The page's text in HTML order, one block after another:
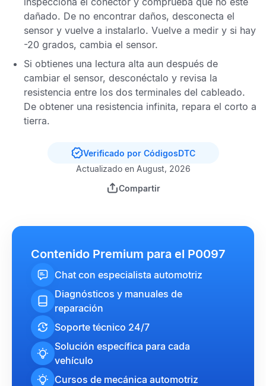
dañado. De no encontrar daños, desconecta el
sensor y vuelve a instalarlo. Vuelve a medir y si hay
-20 grados, cambia el sensor.
Si obtienes una lectura alta aun después de
cambiar el sensor, desconéctalo y revisa la
resistencia entre los dos terminales del cableado.
De obtener una resistencia infinita, repara el corto a
tierra.
Verificado por CódigosDTC
Actualizado en August, 2026
Compartir
Contenido Premium para el P0097
Chat con especialista automotriz
Diagnósticos y manuales de
reparación
Soporte técnico 24/7
Solución específica para cada
vehículo
Cursos de mecánica automotriz